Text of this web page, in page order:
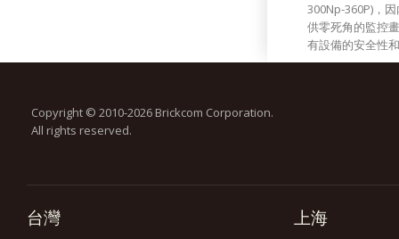
300Np-360P)，
供零死角的監控
有設備的安全性
Copyright © 2010-2026 Brickcom Corporation.
All rights reserved.
台灣 上海